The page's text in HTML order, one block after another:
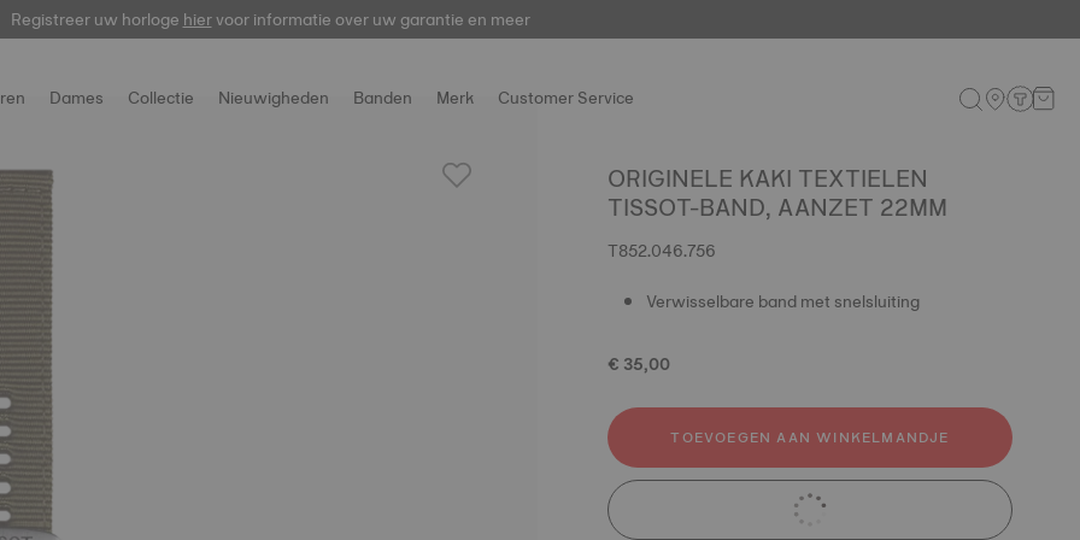
Registreer uw horlogehiervoor informatie over uw garantie en meer
Dames Collectie Nieuwigheden Banden Merk Customer Service
ORIGINELE KAKI TEXTIELEN
TISSOT-BAND, AANZET 22MM
T852.046.756
Verwisselbare band met snelsluiting
€ 35,00
TOEVOEGEN AAN WINKELMANDJE